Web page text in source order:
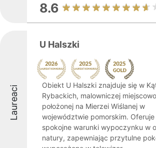
8.6
Laureaci
U Halszki
Obiekt U Halszki znajduje się w
Rybackich, malowniczej
położonej na Mierzei Wiślanej w
województwie pomorskim. Oferuje
spokojne warunki wypoczynku w
natury, zapewniając przytulne